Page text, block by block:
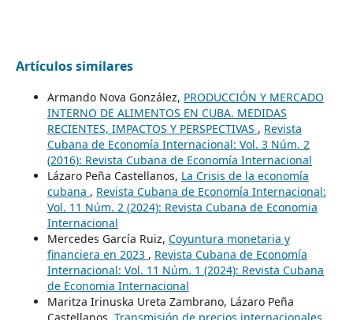
Artículos similares
Armando Nova González, PRODUCCIÓN Y MERCADO
INTERNO DE ALIMENTOS EN CUBA. MEDIDAS
RECIENTES, IMPACTOS Y PERSPECTIVAS , Revista
Cubana de Economía Internacional: Vol. 3 Núm. 2
(2016): Revista Cubana de Economía Internacional
Lázaro Peña Castellanos, La Crisis de la economía
cubana , Revista Cubana de Economía Internacional:
Vol. 11 Núm. 2 (2024): Revista Cubana de Economia
Internacional
Mercedes García Ruiz, Coyuntura monetaria y
financiera en 2023 , Revista Cubana de Economía
Internacional: Vol. 11 Núm. 1 (2024): Revista Cubana
de Economia Internacional
Maritza Irinuska Ureta Zambrano, Lázaro Peña